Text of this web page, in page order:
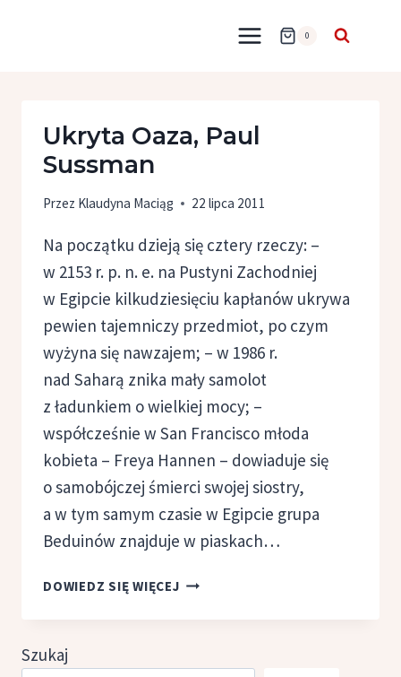
0
Ukryta Oaza, Paul
Sussman
Przez Klaudyna Maciąg 22 lipca 2011
Na początku dzieją się cztery rzeczy: –
w 2153 r. p. n. e. na Pustyni Zachodniej
w Egipcie kilkudziesięciu kapłanów ukrywa
pewien tajemniczy przedmiot, po czym
wyżyna się nawzajem; – w 1986 r.
nad Saharą znika mały samolot
z ładunkiem o wielkiej mocy; –
współcześnie w San Francisco młoda
kobieta – Freya Hannen – dowiaduje się
o samobójczej śmierci swojej siostry,
a w tym samym czasie w Egipcie grupa
Beduinów znajduje w piaskach…
DOWIEDZ SIĘ WIĘCEJUKRYTA
Szukaj